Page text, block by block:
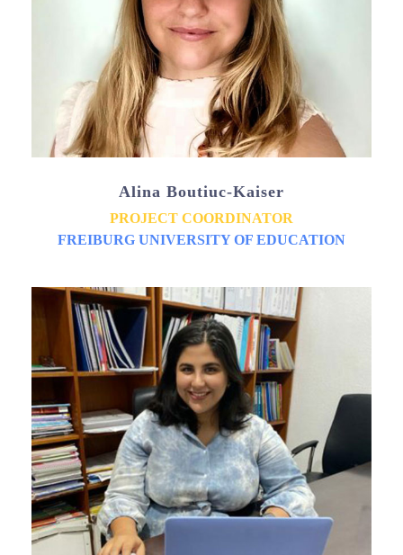
Alina Boutiuc-Kaiser
PROJECT COORDINATOR
FREIBURG UNIVERSITY OF EDUCATION